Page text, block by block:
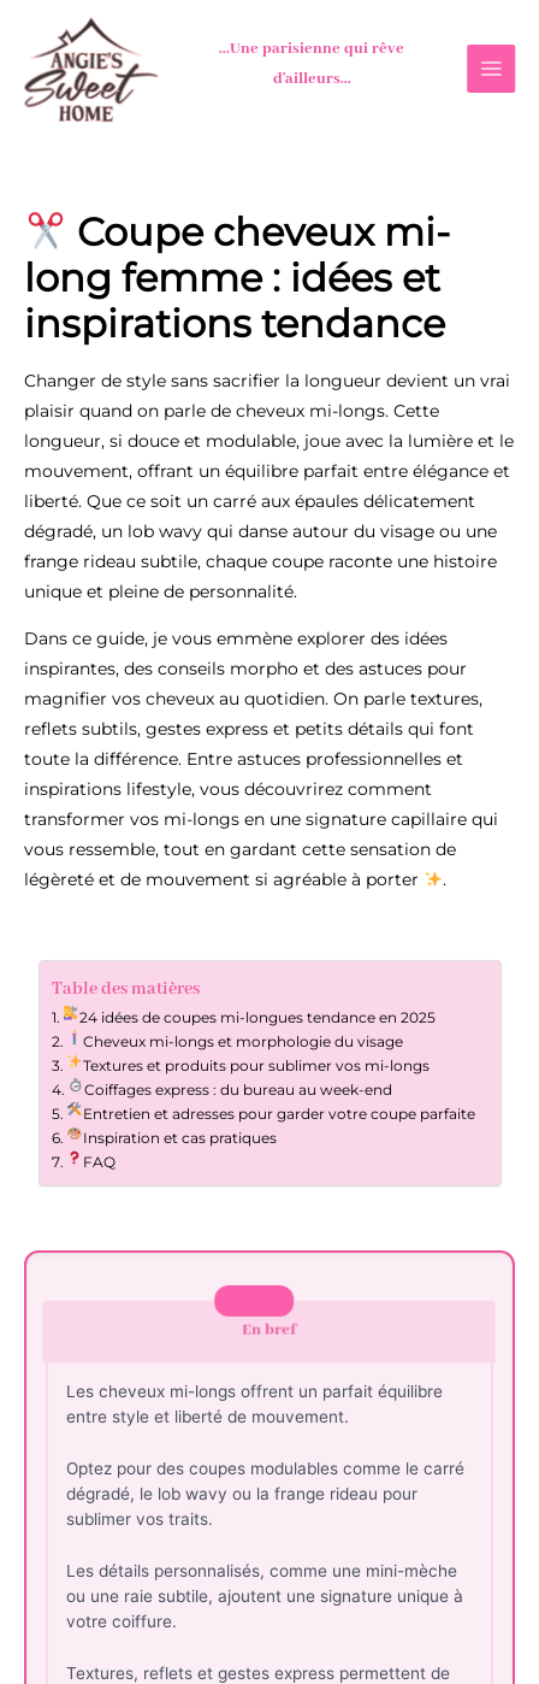
contenu
...Une parisienne qui rêve
d'ailleurs...
Coupe cheveux mi-
long femme : idées et
inspirations tendance
Changer de style sans sacrifier la longueur devient un vrai
plaisir quand on parle de cheveux mi-longs. Cette
longueur, si douce et modulable, joue avec la lumière et le
mouvement, offrant un équilibre parfait entre élégance et
liberté. Que ce soit un carré aux épaules délicatement
dégradé, un lob wavy qui danse autour du visage ou une
frange rideau subtile, chaque coupe raconte une histoire
unique et pleine de personnalité.
Dans ce guide, je vous emmène explorer des idées
inspirantes, des conseils morpho et des astuces pour
magnifier vos cheveux au quotidien. On parle textures,
reflets subtils, gestes express et petits détails qui font
toute la différence. Entre astuces professionnelles et
inspirations lifestyle, vous découvrirez comment
transformer vos mi-longs en une signature capillaire qui
vous ressemble, tout en gardant cette sensation de
légèreté et de mouvement si agréable à porter
.
Table des matières
24 idées de coupes mi-longues tendance en 2025
Cheveux mi-longs et morphologie du visage
Textures et produits pour sublimer vos mi-longs
Coiffages express : du bureau au week-end
Entretien et adresses pour garder votre coupe parfaite
Inspiration et cas pratiques
FAQ
En bref
Les cheveux mi-longs offrent un parfait équilibre
entre style et liberté de mouvement.
Optez pour des coupes modulables comme le carré
dégradé, le lob wavy ou la frange rideau pour
sublimer vos traits.
Les détails personnalisés, comme une mini-mèche
ou une raie subtile, ajoutent une signature unique à
votre coiffure.
Textures, reflets et gestes express permettent de